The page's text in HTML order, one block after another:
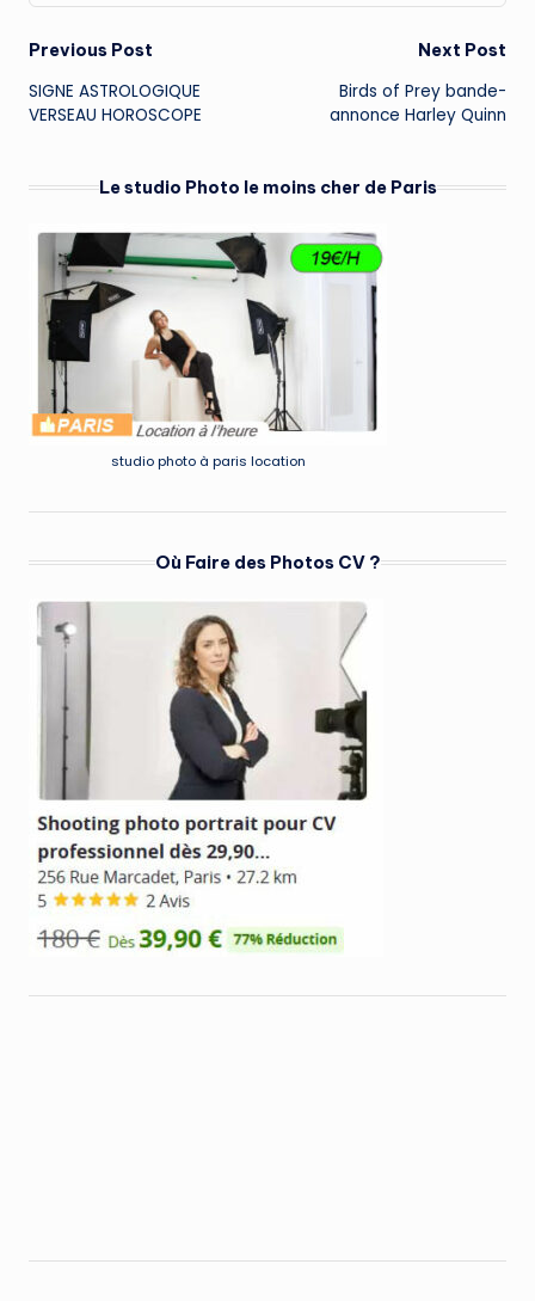
Post
navigation
Previous Post
SIGNE ASTROLOGIQUE
VERSEAU HOROSCOPE
Next Post
Birds of Prey bande-
annonce Harley Quinn
Le studio Photo le moins cher de Paris
studio photo à paris location
Où Faire des Photos CV ?